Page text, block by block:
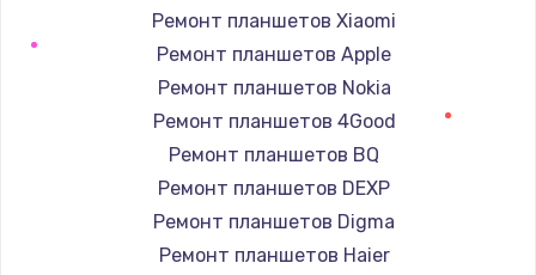
Ремонт планшетов Xiaomi
Ремонт планшетов Apple
Ремонт планшетов Nokia
Ремонт планшетов 4Good
Ремонт планшетов BQ
Ремонт планшетов DEXP
Ремонт планшетов Digma
Ремонт планшетов Haier